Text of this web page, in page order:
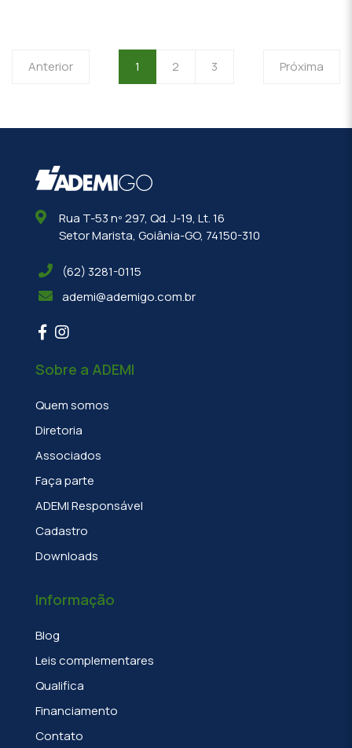
Anterior 1 2 3 Próxima
Rua T-53 nº 297, Qd. J-19, Lt. 16
Setor Marista, Goiânia-GO, 74150-310
(62) 3281-0115
ademi@ademigo.com.br
Sobre a ADEMI
Quem somos
Diretoria
Associados
Faça parte
ADEMI Responsável
Cadastro
Downloads
Informação
Blog
Leis complementares
Qualifica
Financiamento
Contato